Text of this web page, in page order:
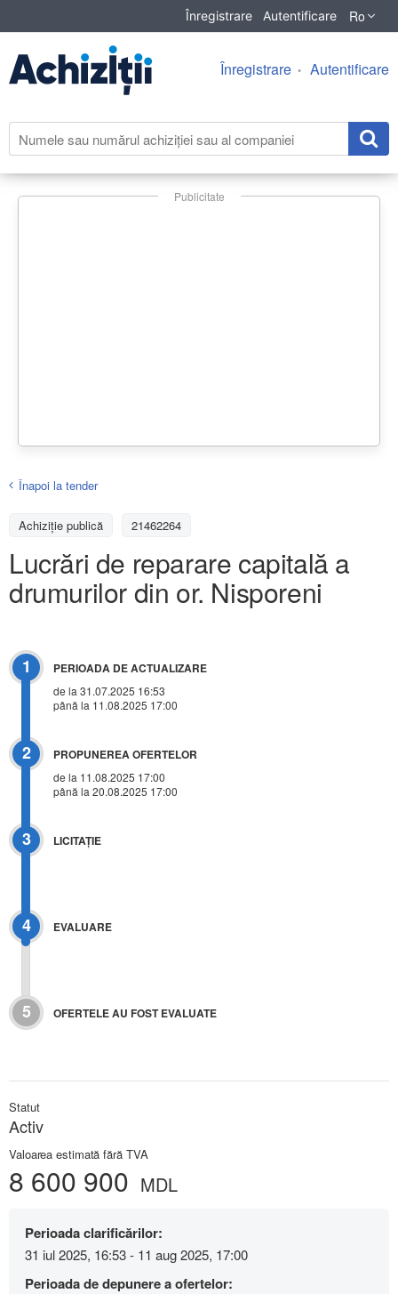
Înregistrare Autentificare Ro
Înregistrare Autentificare
Publicitate
Înapoi la tender
Achiziţie publică 21462264
Lucrări de reparare capitală a
drumurilor din or. Nisporeni
1 PERIOADA DE ACTUALIZARE
de la 31.07.2025 16:53
până la 11.08.2025 17:00
2 PROPUNEREA OFERTELOR
de la 11.08.2025 17:00
până la 20.08.2025 17:00
3 LICITAŢIE
4 EVALUARE
5 OFERTELE AU FOST EVALUATE
Statut
Activ
Valoarea estimată fără TVA
8 600 900 MDL
Perioada clarificărilor:
31 iul 2025, 16:53 - 11 aug 2025, 17:00
Perioada de depunere a ofertelor: